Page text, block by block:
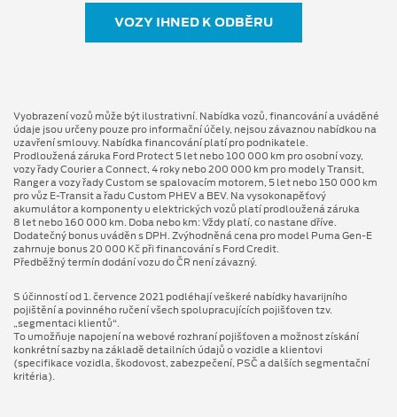
VOZY IHNED K ODBĚRU
Vyobrazení vozů může být ilustrativní. Nabídka vozů, financování a uváděné
údaje jsou určeny pouze pro informační účely, nejsou závaznou nabídkou na
uzavření smlouvy. Nabídka financování platí pro podnikatele.
Prodloužená záruka Ford Protect 5 let nebo 100 000 km pro osobní vozy,
vozy řady Courier a Connect, 4 roky nebo 200 000 km pro modely Transit,
Ranger a vozy řady Custom se spalovacím motorem, 5 let nebo 150 000 km
pro vůz E-Transit a řadu Custom PHEV a BEV. Na vysokonapěťový
akumulátor a komponenty u elektrických vozů platí prodloužená záruka
8 let nebo 160 000 km. Doba nebo km: Vždy platí, co nastane dříve.
Dodatečný bonus uváděn s DPH. Zvýhodněná cena pro model Puma Gen⁠-⁠E
zahrnuje bonus 20 000 Kč při financování s Ford Credit.
Předběžný termín dodání vozu do ČR není závazný.
S účinností od 1. července 2021 podléhají veškeré nabídky havarijního
pojištění a povinného ručení všech spolupracujících pojišťoven tzv.
„segmentaci klientů“.
To umožňuje napojení na webové rozhraní pojišťoven a možnost získání
konkrétní sazby na základě detailních údajů o vozidle a klientovi
(specifikace vozidla, škodovost, zabezpečení, PSČ a dalších segmentační
kritéria).